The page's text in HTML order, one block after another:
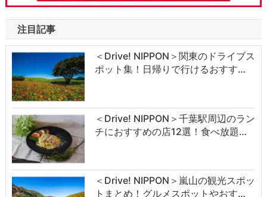
注目記事
＜Drive! NIPPON＞関東のドライブス
ポット集！日帰りで行けるおすす…
＜Drive! NIPPON＞千葉駅周辺のラン
チにおすすめの店12選！食べ放題…
＜Drive! NIPPON＞嵐山の観光スポッ
トまとめ！グルメスポットやおす…